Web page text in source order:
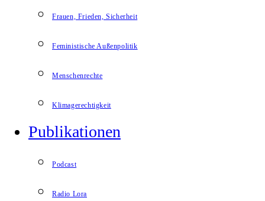
Frauen, Frieden, Sicherheit
Feministische Außenpolitik
Menschenrechte
Klimagerechtigkeit
Publikationen
Podcast
Radio Lora